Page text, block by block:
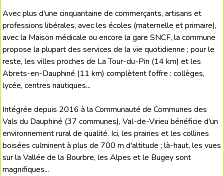
Avec plus d'une cinquantaine de commerçants, artisans et
professions libérales, avec les écoles (maternelle et primaire),
avec la Maison médicale ou encore la gare SNCF, la commune
propose la plupart des services de la vie quotidienne ; pour le
reste, les villes proches de La Tour-du-Pin (14 km) et les
Abrets-en-Dauphiné (11 km) complètent l'offre : collèges,
lycée, centres nautiques...
Intégrée depuis 2016 à la Communauté de Communes des
Vals du Dauphiné (37 communes), Val-de-Virieu bénéficie d'un
environnement rural de qualité. Ici, les prairies et les collines
boisées culminent à plus de 700 m d'altitude ; là-haut, les vues
sur la Vallée de la Bourbre, les Alpes et le Bugey sont
magnifiques...